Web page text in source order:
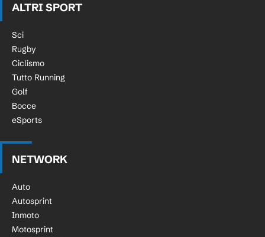
ALTRI SPORT
Sci
Rugby
Ciclismo
Tutto Running
Golf
Bocce
eSports
NETWORK
Auto
Autosprint
Inmoto
Motosprint